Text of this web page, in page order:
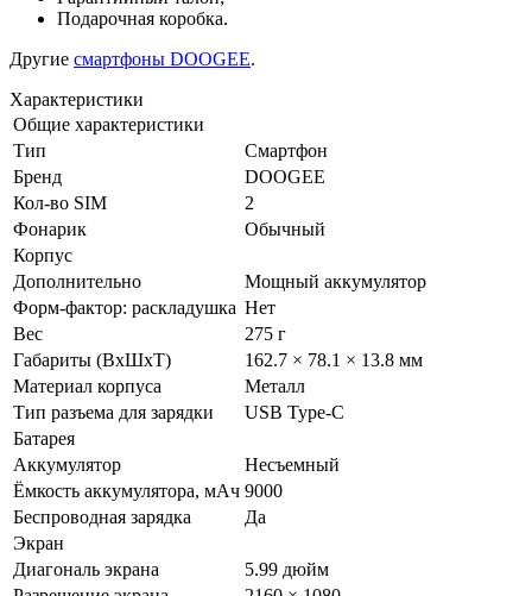
Подарочная коробка.
Другие смартфоны DOOGEE.
Характеристики
Общие характеристики
Тип
Смартфон
Бренд
DOOGEE
Кол-во SIM
2
Фонарик
Обычный
Корпус
Дополнительно
Мощный аккумулятор
Форм-фактор: раскладушка Нет
Вес
275 г
Габариты (ВxШxТ)
162.7 × 78.1 × 13.8 мм
Материал корпуса
Металл
Тип разъема для зарядки
USB Type-C
Батарея
Аккумулятор
Несъемный
Ёмкость аккумулятора, мАч 9000
Беспроводная зарядка
Да
Экран
Диагональ экрана
5.99 дюйм